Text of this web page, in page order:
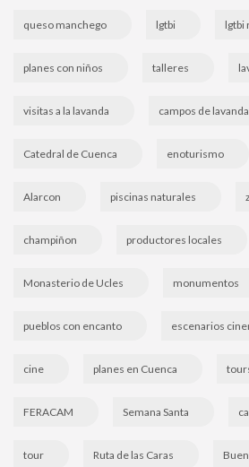
queso manchego lgtbi lgtbi
planes con niños talleres
visitas a la lavanda campos de lavanda
Catedral de Cuenca enoturismo
Alarcon piscinas naturales
champiñon productores locales
Monasterio de Ucles monumentos
pueblos con encanto escenarios
cine planes en Cuenca
FERACAM Semana Santa
tour Ruta de las Caras